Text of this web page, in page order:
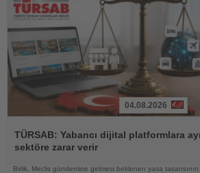
Oku
04.08.2026
TÜRSAB: Yabancı dijital platformlara
sektöre zarar verir
Birlik, Meclis gündemine gelmesi beklenen yasa